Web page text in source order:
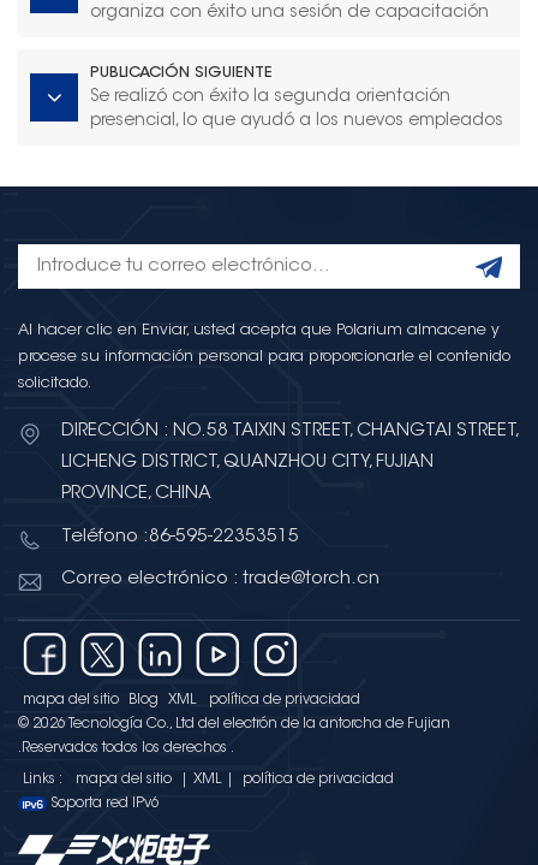
organiza con éxito una sesión de capacitación
PUBLICACIÓN SIGUIENTE
Se realizó con éxito la segunda orientación
presencial, lo que ayudó a los nuevos empleados
Al hacer clic en Enviar, usted acepta que Polarium almacene y
procese su información personal para proporcionarle el contenido
solicitado.
DIRECCIÓN : NO.58 TAIXIN STREET, CHANGTAI STREET,
LICHENG DISTRICT, QUANZHOU CITY, FUJIAN
PROVINCE, CHINA
Teléfono :86-595-22353515
Correo electrónico : trade@torch.cn
mapa del sitio Blog XML
política de privacidad
© 2026 Tecnología Co., Ltd del electrón de la antorcha de Fujian
.Reservados todos los derechos .
Links : mapa del sitio XML
política de privacidad
Soporta red IPv6